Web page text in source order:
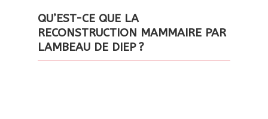
QU’EST-CE QUE LA
RECONSTRUCTION MAMMAIRE PAR
LAMBEAU DE DIEP ?